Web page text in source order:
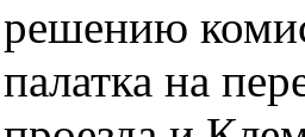
решению
палатка на